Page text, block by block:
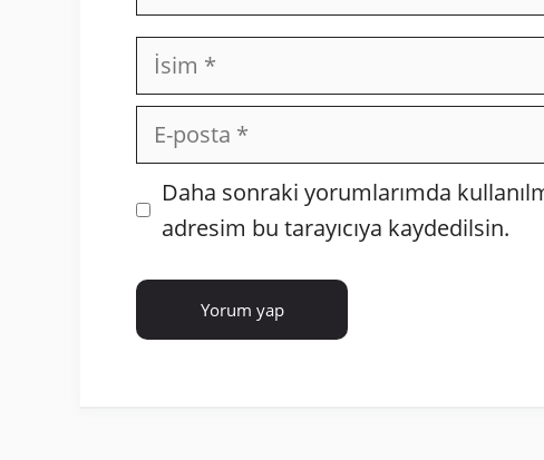
İsim
posta
İnternet
sitesi
Daha sonraki yorumlarımda
adresim bu tarayıcıya kaydedilsin.